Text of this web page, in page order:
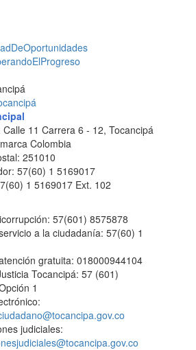
Calle 11 Carrera 6 - 12, Tocancipá
Colombia
251010
57(60) 1 5169017
1 5169017 Ext. 102
57(601) 8575878
a la ciudadanía: 57(60) 1
gratuita: 018000944104
Tocancipá: 57 (601)
1
judiciales: